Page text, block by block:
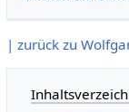
| zurück zu